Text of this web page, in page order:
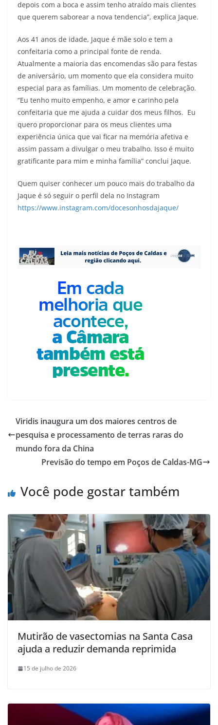
depois com a boca e assim tenho atraído mais clientes
que querem saborear a nova tendencia”, explica Jaque.
Aos 41 anos de idade, Jaque é mãe solo e tem a
confeitaria como a principal fonte de renda.
Atualmente a maioria das encomendas são para festas
de aniversário, um momento que ela considera muito
especial para as famílias. Um momento de celebração.
“Eu tenho muito empenho, e amor e carinho pela
confeitaria que me ajuda a cuidar dos meus filhos. Eu
quero proporcionar para os meus clientes uma
experiência única que vai ficar na memória afetiva e
assim passam a divulgar o meu trabalho. Isso é muito
gratificante para mim e minha família” conclui Jaque.
Quem quiser conhecer um pouco mais do trabalho da
Jaque é só seguir o perfil dela no Instagram
https://www.instagram.com/docesonhosdajaque/
Viridis inaugura um dos maiores centros de
pesquisa e processamento de terras raras do
mundo fora da China
Previsão do tempo em Poços de Caldas-MG
Você pode gostar também
Mutirão de vasectomias na Santa Casa
ajuda a reduzir demanda reprimida
15 de julho de 2026